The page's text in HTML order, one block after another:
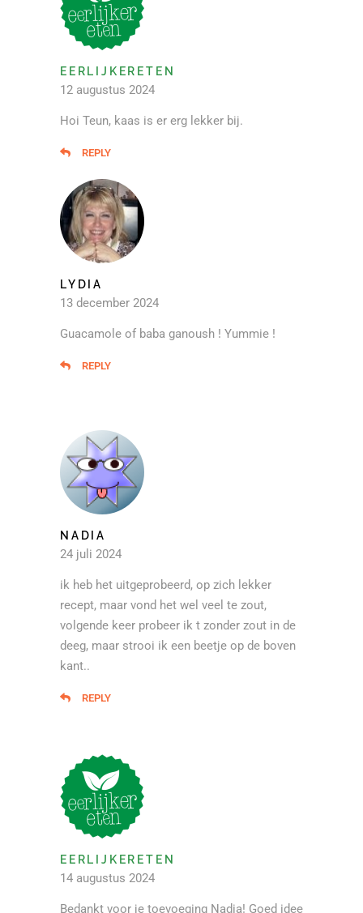
EERLIJKERETEN
12 augustus 2024
Hoi Teun, kaas is er erg lekker bij.
REPLY
LYDIA
13 december 2024
Guacamole of baba ganoush ! Yummie !
REPLY
NADIA
24 juli 2024
ik heb het uitgeprobeerd, op zich lekker
recept, maar vond het wel veel te zout,
volgende keer probeer ik t zonder zout in de
deeg, maar strooi ik een beetje op de boven
kant..
REPLY
EERLIJKERETEN
14 augustus 2024
Bedankt voor je toevoeging Nadia! Goed idee